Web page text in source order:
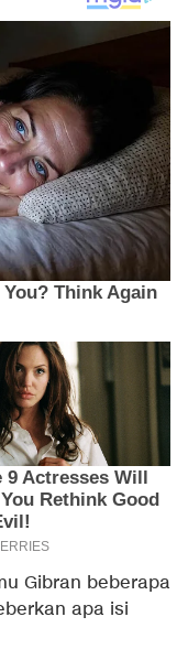
Gibran beberapa
apa isi